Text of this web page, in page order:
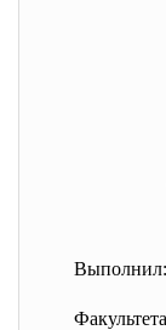
Выполнил: